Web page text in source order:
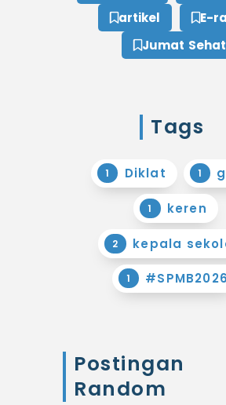
artikel
E-
Jumat Sehat
Tags
1 Diklat 1
1 keren
2 kepala
1 #SPMB2026
Postingan
Random